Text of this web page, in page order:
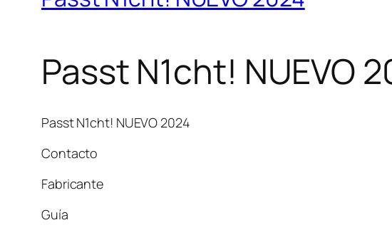
Passt N1cht! NUEVO
Passt N1cht! NUEVO 2024
Contacto
Fabricante
Guía